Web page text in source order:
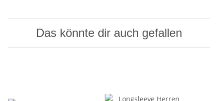
Das könnte dir auch gefallen